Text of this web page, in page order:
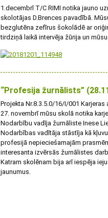
1.decembrī T/C RIMI notika jauno
skolotājas D.Brences pavadībā.
bezglutēna zefīrus šokolādē ar
tirdziņā laikā intervēja žūrija un
“Profesija žurnālists”
Projekta Nr.8.3.5.0/16/I/001
27. novembrī mūsu skolā notika
Nodarbību vadīja žurnāliste Inese
Nodarbības vadītāja stāstīja kā
profesijā nepieciešamajām
interesanta izvērsās žurnālistes
Katram skolēnam bija arī iespēja
jaunumus.